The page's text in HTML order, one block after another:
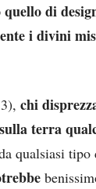
di
i divini
chi
terra
qualsiasi